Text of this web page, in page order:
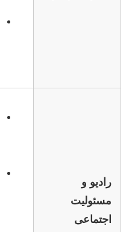
رادیو و
مسئولیت
اجتماعی